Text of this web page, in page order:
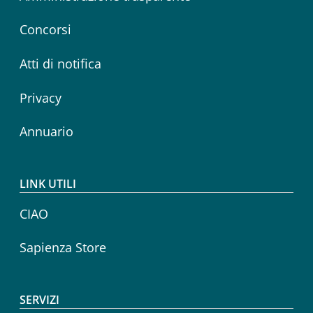
Concorsi
Atti di notifica
Privacy
Annuario
LINK UTILI
CIAO
Sapienza Store
SERVIZI